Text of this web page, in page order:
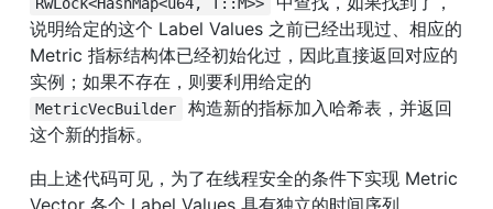
说明给定的这个 Label Values 之前已经出现过、相应的
Metric 指标结构体已经初始化过，因此直接返回对应的
实例；如果不存在，则要利用给定的
MetricVecBuilder
构造新的指标加入哈希表，并返回
这个新的指标。
由上述代码可见，为了在线程安全的条件下实现 Metric